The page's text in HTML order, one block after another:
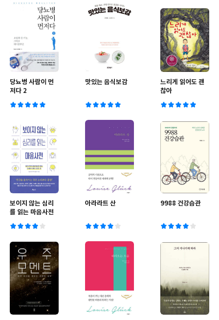
당뇨병 사람이 먼
저다 2
맛있는 음식보감
느리게 읽어도 괜
찮아
보이지 않는 심리
를 읽는 마음사전
아라라트 산 9988 건강습관